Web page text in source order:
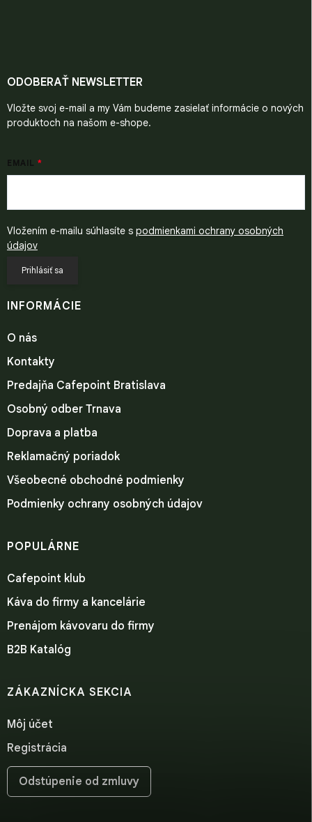
ODOBERAŤ NEWSLETTER
Vložte svoj e-mail a my Vám budeme zasielať informácie o nových
produktoch na našom e-shope.
EMAIL
Vložením e-mailu súhlasíte s podmienkami ochrany osobných
údajov
Prihlásiť sa
INFORMÁCIE
O nás
Kontakty
Predajňa Cafepoint Bratislava
Osobný odber Trnava
Doprava a platba
Reklamačný poriadok
Všeobecné obchodné podmienky
Podmienky ochrany osobných údajov
POPULÁRNE
Cafepoint klub
Káva do firmy a kancelárie
Prenájom kávovaru do firmy
B2B Katalóg
ZÁKAZNÍCKA SEKCIA
Môj účet
Registrácia
Odstúpenie od zmluvy